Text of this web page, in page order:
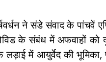
ने संडे संवाद के पांचवें
​​के संबंध में अफवाहों
लड़ाई में आयुर्वेद की